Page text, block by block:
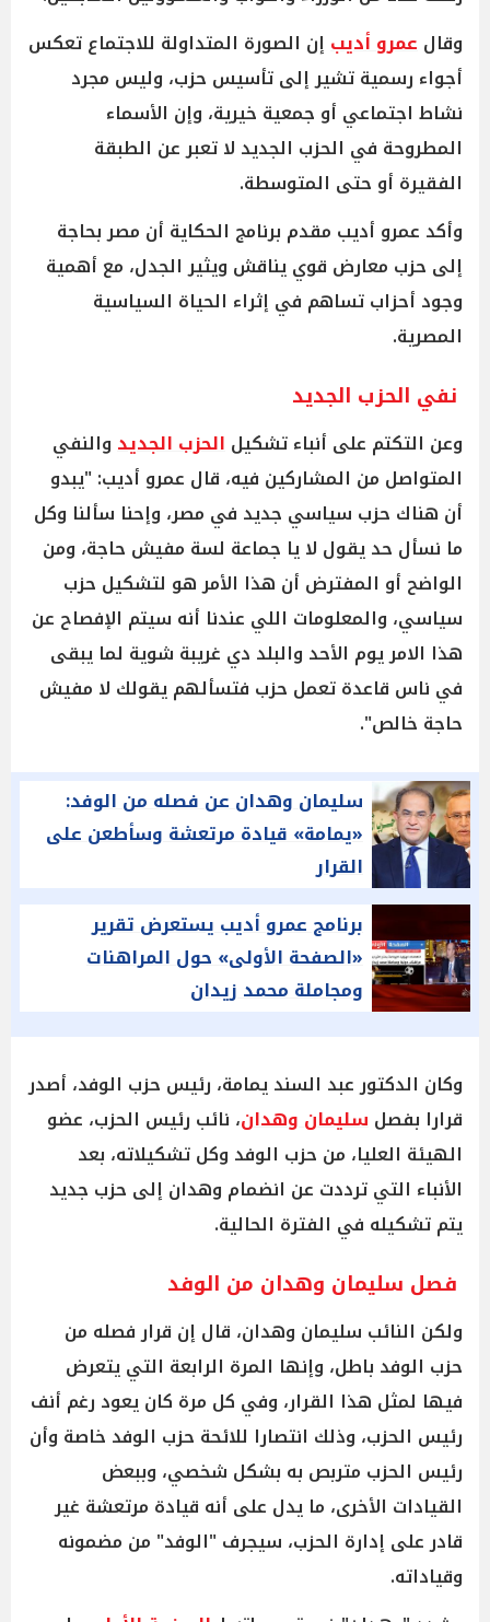
وقال عمرو أديب إن الصورة المتداولة للاجتماع تعكس
أجواء رسمية تشير إلى تأسيس حزب، وليس مجرد
نشاط اجتماعي أو جمعية خيرية، وإن الأسماء
المطروحة في الحزب الجديد لا تعبر عن الطبقة
الفقيرة أو حتى المتوسطة.
وأكد عمرو أديب مقدم برنامج الحكاية أن مصر بحاجة
إلى حزب معارض قوي يناقش ويثير الجدل، مع أهمية
وجود أحزاب تساهم في إثراء الحياة السياسية
المصرية.
نفي الحزب الجديد
وعن التكتم على أنباء تشكيل الحزب الجديد والنفي
المتواصل من المشاركين فيه، قال عمرو أديب: "يبدو
أن هناك حزب سياسي جديد في مصر، وإحنا سألنا وكل
ما نسأل حد يقول لا يا جماعة لسة مفيش حاجة، ومن
الواضح أو المفترض أن هذا الأمر هو لتشكيل حزب
سياسي، والمعلومات اللي عندنا أنه سيتم الإفصاح عن
هذا الامر يوم الأحد والبلد دي غريبة شوية لما يبقى
في ناس قاعدة تعمل حزب فتسألهم يقولك لا مفيش
حاجة خالص".
سليمان وهدان عن فصله من الوفد:
«يمامة» قيادة مرتعشة وسأطعن على
القرار
برنامج عمرو أديب يستعرض تقرير
«الصفحة الأولى» حول المراهنات
ومجاملة محمد زيدان
وكان الدكتور عبد السند يمامة، رئيس حزب الوفد، أصدر
قرارا بفصل سليمان وهدان، نائب رئيس الحزب، عضو
الهيئة العليا، من حزب الوفد وكل تشكيلاته، بعد
الأنباء التي ترددت عن انضمام وهدان إلى حزب جديد
يتم تشكيله في الفترة الحالية.
فصل سليمان وهدان من الوفد
ولكن النائب سليمان وهدان، قال إن قرار فصله من
حزب الوفد باطل، وإنها المرة الرابعة التي يتعرض
فيها لمثل هذا القرار، وفي كل مرة كان يعود رغم أنف
رئيس الحزب، وذلك انتصارا للائحة حزب الوفد خاصة وأن
رئيس الحزب متربص به بشكل شخصي، وببعض
القيادات الأخرى، ما يدل على أنه قيادة مرتعشة غير
قادر على إدارة الحزب، سيجرف "الوفد" من مضمونه
وقياداته.